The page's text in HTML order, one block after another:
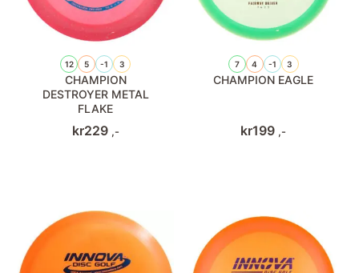
12 5 -1 3
CHAMPION
DESTROYER METAL
FLAKE
kr229 ,-
7 4 -1 3
CHAMPION EAGLE
kr199 ,-